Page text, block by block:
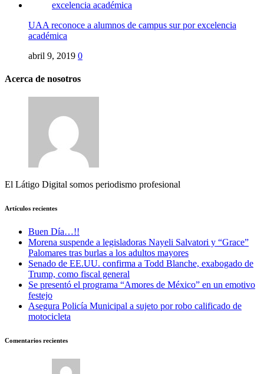
UAA reconoce a alumnos de campus sur por excelencia
académica
abril 9, 2019 0
Acerca de nosotros
El Látigo Digital somos periodismo profesional
Artículos recientes
Buen Día…!!
Morena suspende a legisladoras Nayeli Salvatori y “Grace”
Palomares tras burlas a los adultos mayores
Senado de EE.UU. confirma a Todd Blanche, exabogado de
Trump, como fiscal general
Se presentó el programa “Amores de México” en un emotivo
festejo
Asegura Policía Municipal a sujeto por robo calificado de
motocicleta
Comentarios recientes